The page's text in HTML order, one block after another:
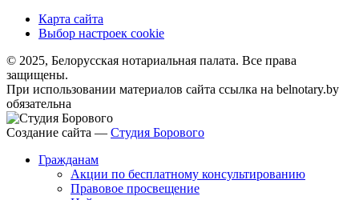
Карта сайта
Выбор настроек cookie
© 2025, Белорусская нотариальная палата. Все права
защищены.
При использовании материалов сайта ссылка на belnotary.by
обязательна
Создание сайта — Студия Борового
Гражданам
Акции по бесплатному консультированию
Правовое просвещение